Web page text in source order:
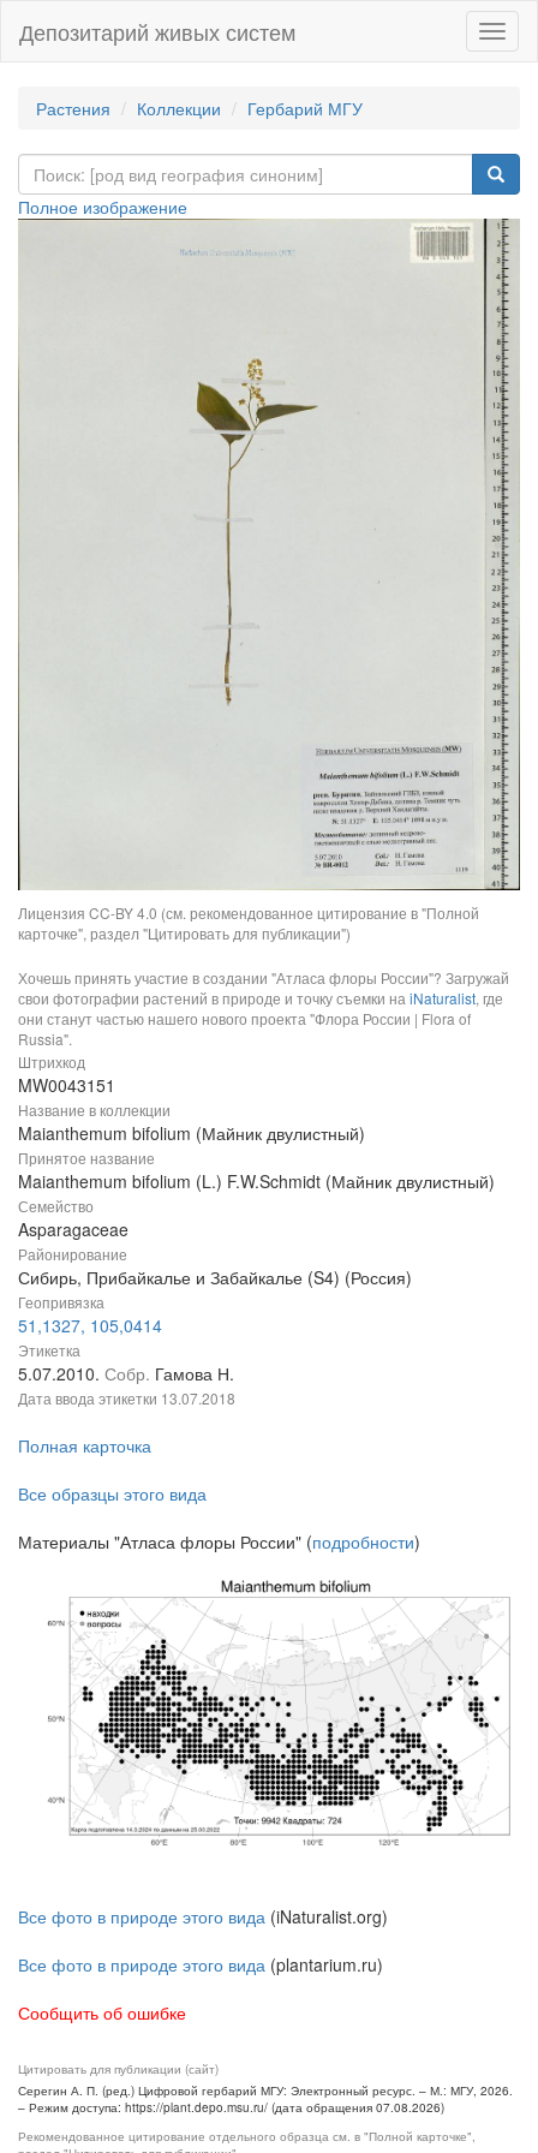
Депозитарий живых систем
Растения Коллекции Гербарий МГУ
Полное изображение
Лицензия CC-BY 4.0 (см. рекомендованное цитирование в "Полной
карточке", раздел "Цитировать для публикации")
Хочешь принять участие в создании "Атласа флоры России"? Загружай
свои фотографии растений в природе и точку съемки на iNaturalist, где
они станут частью нашего нового проекта "Флора России | Flora of
Russia".
Штрихкод
MW0043151
Название в коллекции
Maianthemum bifolium (Майник двулистный)
Принятое название
Maianthemum bifolium (L.) F.W.Schmidt (Майник двулистный)
Семейство
Asparagaceae
Районирование
Сибирь, Прибайкалье и Забайкалье (S4) (Россия)
Геопривязка
51,1327, 105,0414
Этикетка
5.07.2010. Собр. Гамова Н.
Дата ввода этикетки 13.07.2018
Полная карточка
Все образцы этого вида
Материалы "Атласа флоры России" (подробности)
Все фото в природе этого вида (iNaturalist.org)
Все фото в природе этого вида (plantarium.ru)
Сообщить об ошибке
Цитировать для публикации (сайт)
Серегин А. П. (ред.) Цифровой гербарий МГУ: Электронный ресурс. – М.: МГУ, 2026.
– Режим доступа: https://plant.depo.msu.ru/ (дата обращения 07.08.2026)
Рекомендованное цитирование отдельного образца см. в "Полной карточке",